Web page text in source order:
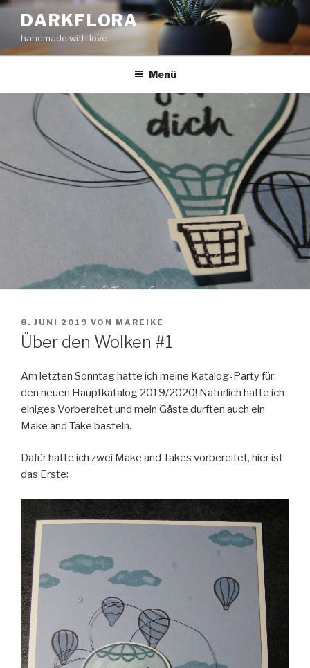
Zum
Inhalt
springen
DARKFLORA
handmade with love
Menü
VERÖFFENTLICHT
AM
8. JUNI 2019 VON MAREIKE
Über den Wolken #1
Am letzten Sonntag hatte ich meine Katalog-Party für
den neuen Hauptkatalog 2019/2020! Natürlich hatte ich
einiges Vorbereitet und mein Gäste durften auch ein
Make and Take basteln.
Dafür hatte ich zwei Make and Takes vorbereitet, hier ist
das Erste: